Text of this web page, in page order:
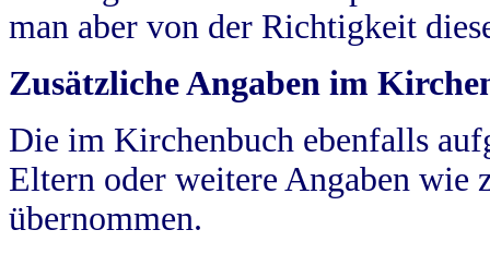
man aber von der Richtigkeit
Zusätzliche Angaben im
Die im Kirchenbuch ebenfalls
Eltern oder weitere Angaben wie
übernommen.